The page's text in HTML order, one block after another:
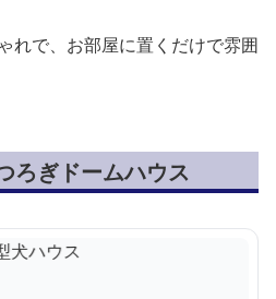
れで、お部屋に置くだけで雰囲
ろぎドームハウス